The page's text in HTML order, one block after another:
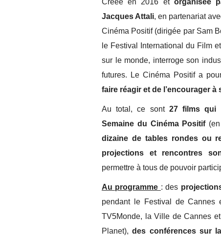
Jacques Attali, en partenariat
Cinéma Positif (dirigée par Sam
le Festival International du Film
sur le monde, interroge son
futures. Le Cinéma Positif a
faire réagir et de l’encourager
Au total, ce sont27 films qui
Semaine du Cinéma Positif(en
dizaine de tables rondes ou
projections et rencontres
permettre à tous de pouvoir
Au programme : des
pendant le Festival de
TV5Monde, la Ville de Cannes
Planet),des conférences sur